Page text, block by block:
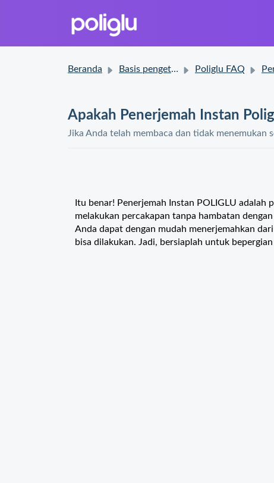
Beranda Basis pengetahuan Poliglu FAQ
Apakah Penerjemah Instan
Jika Anda telah membaca dan tidak menemukan
Itu benar! Penerjemah Instan POLIGLU adalah
melakukan percakapan tanpa hambatan
Anda dapat dengan mudah menerjemahkan
bisa dilakukan. Jadi, bersiaplah untuk